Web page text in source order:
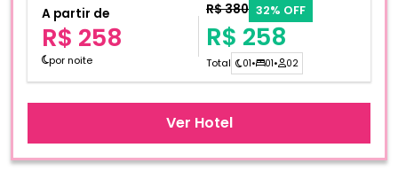
A partir de
R$ 258
por noite
R$ 380 32% OFF
R$ 258
Total 01• 01• 02
Ver Hotel